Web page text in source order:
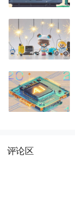
评论区